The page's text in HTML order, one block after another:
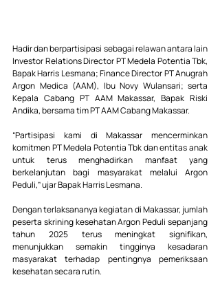
Hadir dan berpartisipasi sebagai relawan antara lain
Investor Relations Director PT Medela Potentia Tbk,
Bapak Harris Lesmana; Finance Director PT Anugrah
Argon Medica (AAM), Ibu Novy Wulansari; serta
Kepala Cabang PT AAM Makassar, Bapak Riski
Andika, bersama tim PT AAM Cabang Makassar.
“Partisipasi kami di Makassar mencerminkan
komitmen PT Medela Potentia Tbk dan entitas anak
untuk terus menghadirkan manfaat yang
berkelanjutan bagi masyarakat melalui Argon
Peduli,” ujar Bapak Harris Lesmana.
Dengan terlaksananya kegiatan di Makassar, jumlah
peserta skrining kesehatan Argon Peduli sepanjang
tahun 2025 terus meningkat signifikan,
menunjukkan semakin tingginya kesadaran
masyarakat terhadap pentingnya pemeriksaan
kesehatan secara rutin.